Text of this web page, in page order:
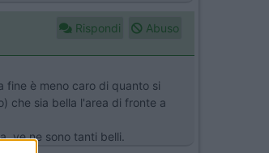
Rispondi Abuso
fine è meno caro di quanto si
che sia bella l'area di fronte a
ve ne sono tanti belli.